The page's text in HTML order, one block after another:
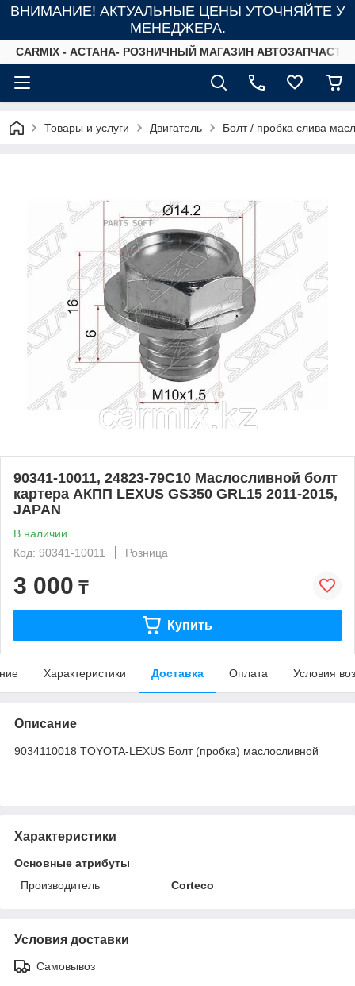
ВНИМАНИЕ! АКТУАЛЬНЫЕ ЦЕНЫ УТОЧНЯЙТЕ У
МЕНЕДЖЕРА.
СARMIX - АСТАНА- РОЗНИЧНЫЙ МАГАЗИН
Товары и услуги Двигатель Болт / пробка слива
90341-10011, 24823-79C10 Маслосливной болт
картера АКПП LEXUS GS350 GRL15 2011-2015,
JAPAN
В наличии
Код: 90341-10011
Розница
3 000 ₸
Купить
Характеристики Доставка Оплата Условия
Описание
9034110018 TOYOTA-LEXUS Болт (пробка) маслосливной
Характеристики
Основные атрибуты
Производитель
Corteco
Условия доставки
Самовывоз